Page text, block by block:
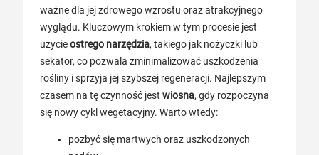
ważne dla jej zdrowego wzrostu oraz atrakcyjnego
wyglądu. Kluczowym krokiem w tym procesie jest
użycieostrego narzędzia, takiego jak nożyczki lub
sekator, co pozwala zminimalizować uszkodzenia
rośliny i sprzyja jej szybszej regeneracji. Najlepszym
czasem na tę czynność jest wiosna, gdy rozpoczyna
się nowy cykl wegetacyjny. Warto wtedy:
pozbyć się martwych oraz uszkodzonych